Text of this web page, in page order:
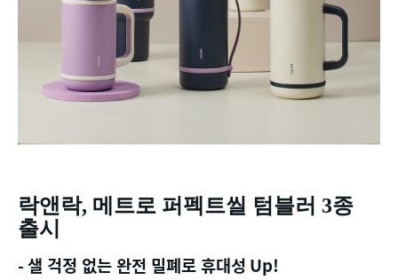
락앤락, 메트로 퍼펙트씰 텀블러 3종
출시
-샐 걱정 없는 완전 밀폐로 휴대성 Up!